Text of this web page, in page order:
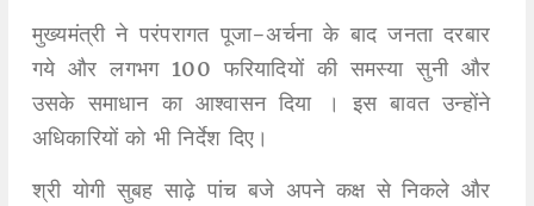
मुख्यमंत्री ने परंपरागत पूजा-अर्चना के बाद जनता दरबार
गये और लगभग 100 फरियादियों की समस्या सुनी और
उसके समाधान का आश्वासन दिया । इस बावत उन्होंने
अधिकारियों को भी निर्देश दिए।
श्री योगी सुबह साढ़े पांच बजे अपने कक्ष से निकले और